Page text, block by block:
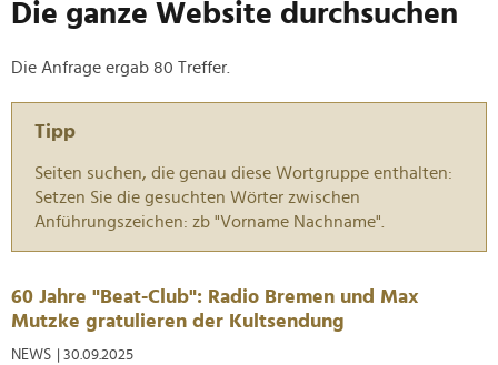
Die ganze Website durchsuchen
Die Anfrage ergab 80 Treffer.
Tipp
Seiten suchen, die genau diese Wortgruppe enthalten:
Setzen Sie die gesuchten Wörter zwischen
Anführungszeichen: zb "Vorname Nachname".
60 Jahre "Beat-Club": Radio Bremen und Max
Mutzke gratulieren der Kultsendung
NEWS | 30.09.2025